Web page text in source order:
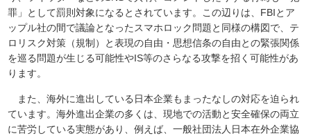
罪」として罰則対象になるとされています。この辺りは、FBIとア
ップル社の間で議論となったスマホロック問題と同様の構図で、テ
ロリスク対策（規制）と表現の自由・思想信条の自由との緊張関係
を巡る問題が生じる可能性やIS等のさらなる攻撃を招く可能性があ
ります。
また、海外に進出している日本企業もまったなしの対応を迫られ
ています。海外進出企業の多くは、現地での活動と安全確保の両立
に苦労している実態があり、例えば、一般社団法人日本在外企業協